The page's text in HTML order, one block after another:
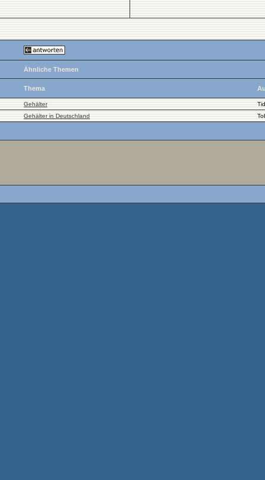
Ähnliche Themen
Thema
Gehälter
Gehälter in Deutschland